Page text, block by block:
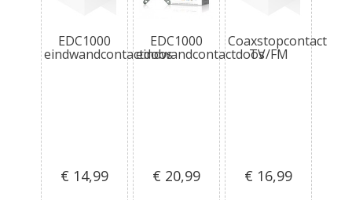
EDC1000
eindwandcontactdoos
€ 14,99
EDC1000
eindwandcontactdoos
€ 20,99
Coaxstopcontact
TV/FM
€ 16,99